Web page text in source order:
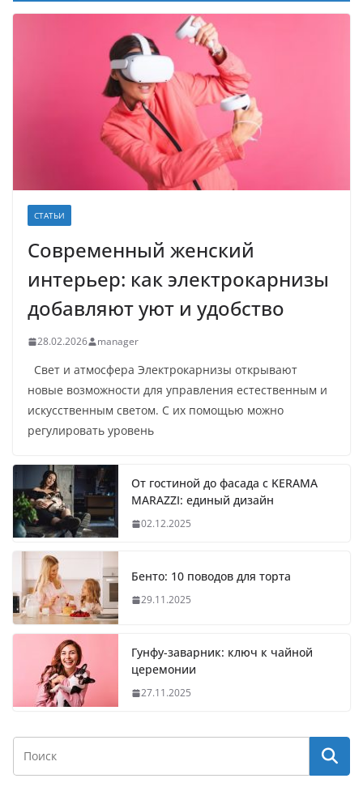
СТАТЬИ
Современный женский
интерьер: как электрокарнизы
добавляют уют и удобство
28.02.2026 manager
Свет и атмосфера Электрокарнизы открывают
новые возможности для управления естественным и
искусственным светом. С их помощью можно
регулировать уровень
От гостиной до фасада с KERAMA
MARAZZI: единый дизайн
02.12.2025
Бенто: 10 поводов для торта
29.11.2025
Гунфу-заварник: ключ к чайной
церемонии
27.11.2025